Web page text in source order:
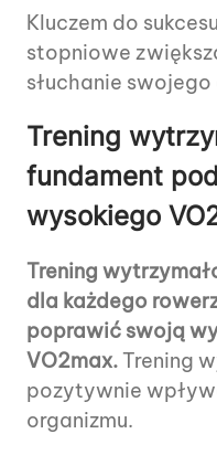
Kluczem do
stopniowe
słuchanie swojego
Trening
fundament
wysokiego
Trening
dla każdego
poprawić swoją
VO2max.Trening
pozytywnie
organizmu.